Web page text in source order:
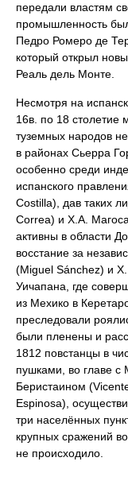
передали властям
промышленность
Педро Ромеро де
который открыл
Реаль дель Монте.
Несмотря на
16в. по 18 столетие
туземных народов
в районах Сьерра
особенно среди
испанского
Costilla), дав таких
Correa) и Х.А.
активны в области
восстание за
(Miguel Sánchez) и
Уичапана, где
из Мехико в
преследовали
были пленены и
1812 повстанцы в
пушками, во главе
Беристаином
Espinosa),
три населённых
крупных сражений
не происходило.